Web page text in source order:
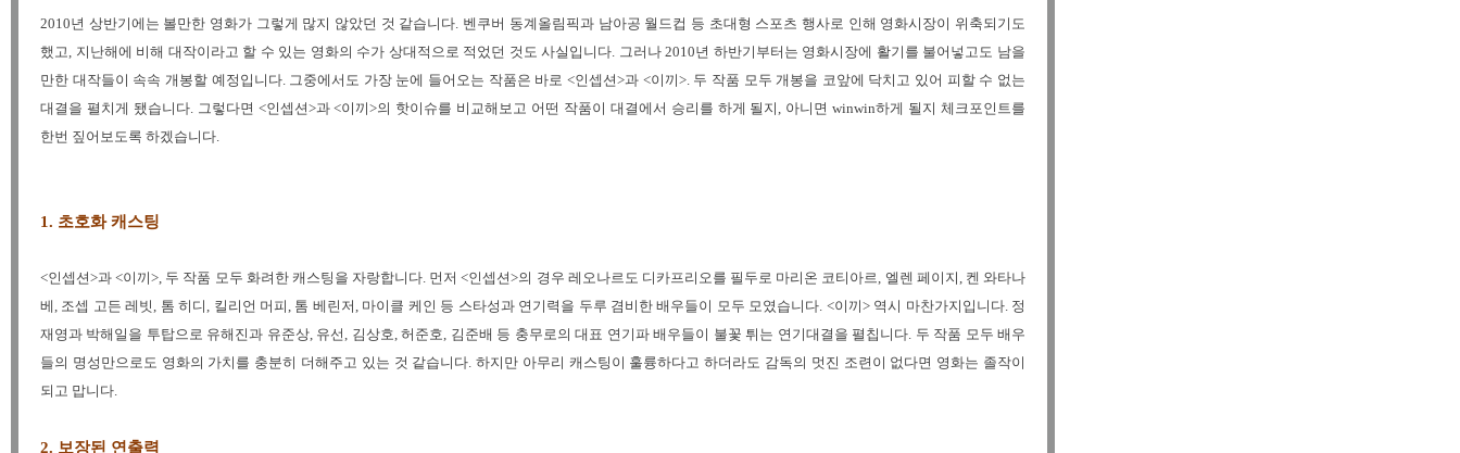
2010년 상반기에는 볼만한 영화가 그렇게 많지 않았던 것 같습니다. 벤쿠버 동계올림픽과 남아공 월드컵 등 초대형 스포츠 행사로 인해 영화시장이 위축되기도
했고, 지난해에 비해 대작이라고 할 수 있는 영화의 수가 상대적으로 적었던 것도 사실입니다. 그러나 2010년 하반기부터는 영화시장에 활기를 불어넣고도 남을
만한 대작들이 속속 개봉할 예정입니다. 그중에서도 가장 눈에 들어오는 작품은 바로 <인셉션>과 <이끼>. 두 작품 모두 개봉을 코앞에 닥치고 있어 피할 수 없는
대결을 펼치게 됐습니다. 그렇다면 <인셉션>과 <이끼>의 핫이슈를 비교해보고 어떤 작품이 대결에서 승리를 하게 될지, 아니면 winwin하게 될지 체크포인트를
한번 짚어보도록 하겠습니다.
1. 초호화 캐스팅
<인셉션>과 <이끼>, 두 작품 모두 화려한 캐스팅을 자랑합니다. 먼저 <인셉션>의 경우 레오나르도 디카프리오를 필두로 마리온 코티아르, 엘렌 페이지, 켄 와타나
베, 조셉 고든 레빗, 톰 히디, 킬리언 머피, 톰 베린저, 마이클 케인 등 스타성과 연기력을 두루 겸비한 배우들이 모두 모였습니다. <이끼> 역시 마찬가지입니다. 정
재영과 박해일을 투탑으로 유해진과 유준상, 유선, 김상호, 허준호, 김준배 등 충무로의 대표 연기파 배우들이 불꽃 튀는 연기대결을 펼칩니다. 두 작품 모두 배우
들의 명성만으로도 영화의 가치를 충분히 더해주고 있는 것 같습니다. 하지만 아무리 캐스팅이 훌륭하다고 하더라도 감독의 멋진 조련이 없다면 영화는 졸작이
되고 맙니다.
2. 보장된 연출력